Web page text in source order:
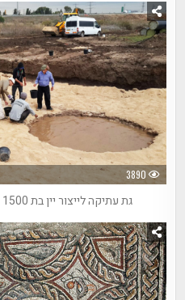
3890
גת עתיקה לייצור יין בת 1500 שנה נחשפה ליד מחלף אייל